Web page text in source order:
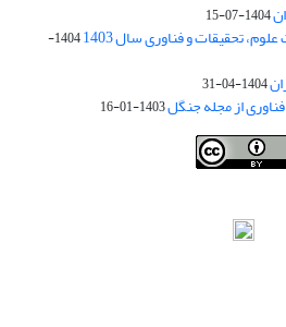
1404-07-15
تحقیقات و فناوری سال 1403
1404-
1404-04-31
از مجله جنگل1403-01-16